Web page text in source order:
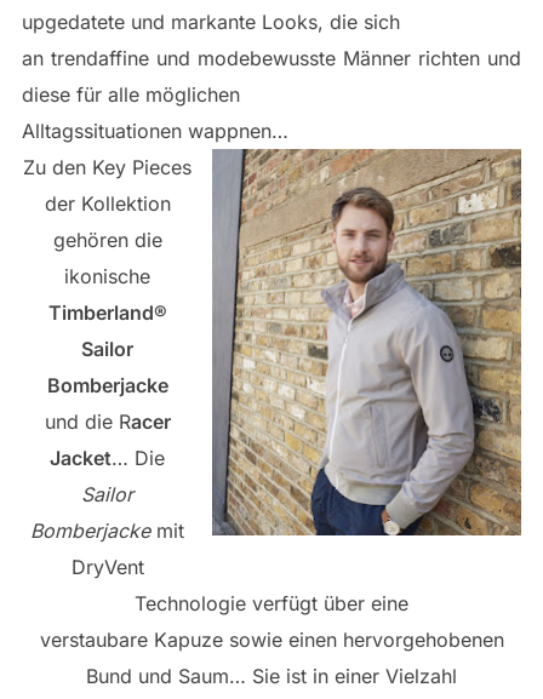
upgedatete und markante Looks, die sich
an trendaffine und modebewusste Männer richten und
diese für alle möglichen
Alltagssituationen wappnen…
Zu den Key Pieces
der Kollektion
gehören die
ikonische
Timberland®
Sailor
Bomberjacke
und die Racer
Jacket… Die
Sailor
Bomberjackemit
DryVent
Technologie verfügt über eine
verstaubare Kapuze sowie einen hervorgehobenen
Bund und Saum… Sie ist in einer Vielzahl